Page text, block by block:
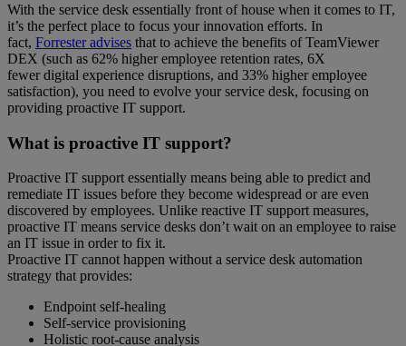
With the service desk essentially front of house when it comes to IT,
it’s the perfect place to focus your innovation efforts. In
fact, Forrester advises that to achieve the benefits of TeamViewer
DEX (such as 62% higher employee retention rates, 6X
fewer digital experience disruptions, and 33% higher employee
satisfaction), you need to evolve your service desk, focusing on
providing proactive IT support.
What is proactive IT support?
Proactive IT support essentially means being able to predict and
remediate IT issues before they become widespread or are even
discovered by employees. Unlike reactive IT support measures,
proactive IT means service desks don’t wait on an employee to raise
an IT issue in order to fix it.
Proactive IT cannot happen without a service desk automation
strategy that provides:
Endpoint self-healing
Self-service provisioning
Holistic root-cause analysis